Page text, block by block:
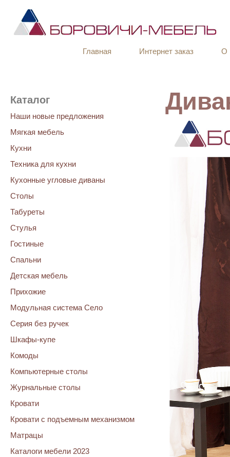
Главная Интернет заказ О
Каталог
Наши новые предложения
Мягкая мебель
Кухни
Техника для кухни
Кухонные угловые диваны
Столы
Табуреты
Стулья
Гостиные
Спальни
Детская мебель
Прихожие
Модульная система Село
Серия без ручек
Шкафы-купе
Комоды
Компьютерные столы
Журнальные столы
Кровати
Кровати с подъемным механизмом
Матрацы
Каталоги мебели 2023